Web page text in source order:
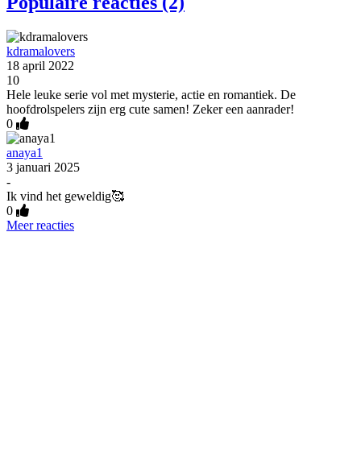
kdramalovers
18 april 2022
10
Hele leuke serie vol met mysterie, actie en romantiek. De
hoofdrolspelers zijn erg cute samen! Zeker een aanrader!
0
anaya1
3 januari 2025
-
Ik vind het geweldig🥰
0
Meer reacties